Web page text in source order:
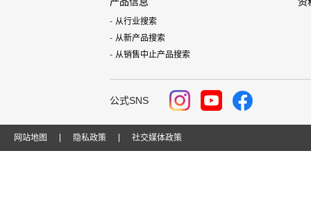
从行业搜索
从新产品搜索
从销售中止产品搜索
公式SNS
网站地图 隐私政策 社交媒体政策